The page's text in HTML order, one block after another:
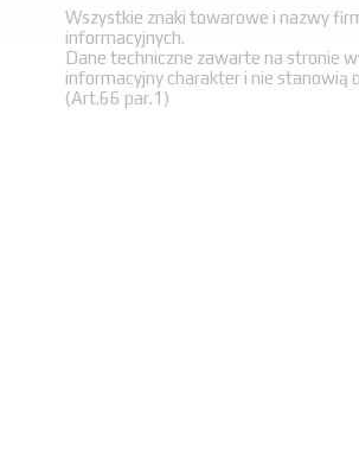
Wszystkie znaki towarowe i nazwy
informacyjnych.
Dane techniczne zawarte na stronie
informacyjny charakter i nie stanowią
(Art.66 par.1)